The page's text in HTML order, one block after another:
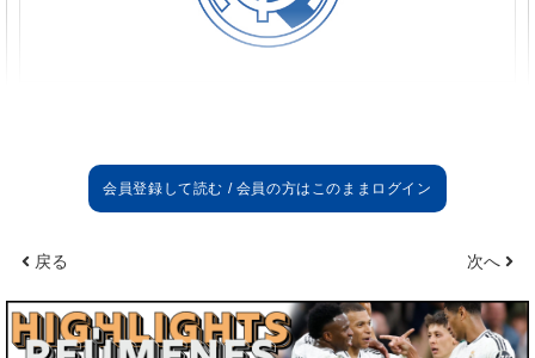
レアル・マドリード入団
た。とても嬉しいし大きな誇りを感じているよ。で
が変わることを望んではない。僕はレンヌの時のよ
うに、マドリーでプレーしてもベストを尽くすつも
戻る 次へ